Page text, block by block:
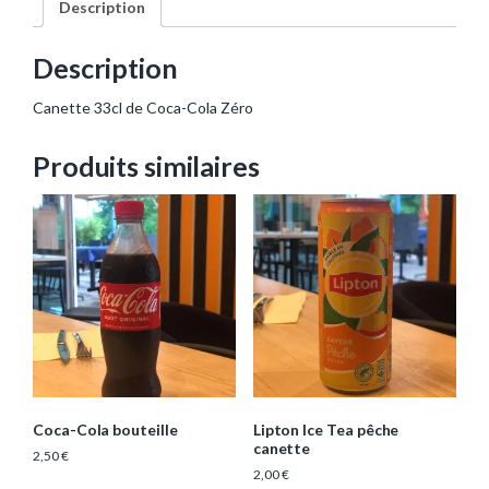
o
a
o
l
é
r
c
a
n
e
t
t
e
Description
Description
Canette 33cl de Coca-Cola Zéro
Produits similaires
Coca-Cola bouteille
2,50€
Lipton Ice Tea pêche
canette
2,00€